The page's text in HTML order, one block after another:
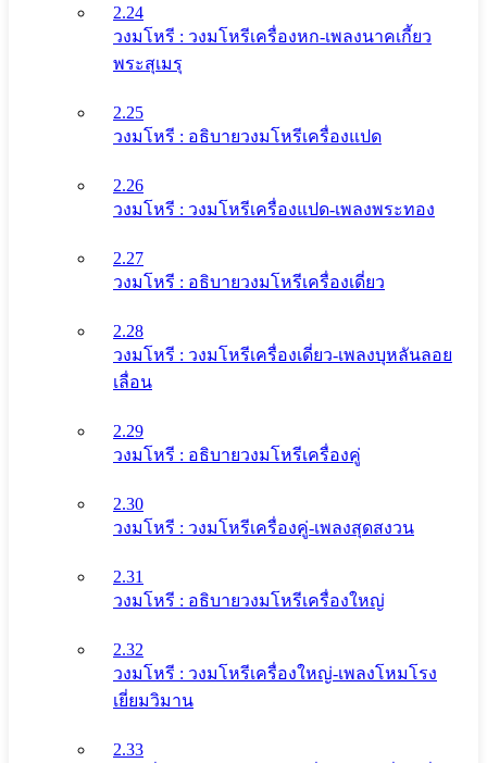
2.24
วงมโหรี : วงมโหรีเครื่องหก-เพลงนาคเกี้ยว
พระสุเมรุ
2.25
วงมโหรี : อธิบายวงมโหรีเครื่องแปด
2.26
วงมโหรี : วงมโหรีเครื่องแปด-เพลงพระทอง
2.27
วงมโหรี : อธิบายวงมโหรีเครื่องเดี่ยว
2.28
วงมโหรี : วงมโหรีเครื่องเดี่ยว-เพลงบุหลันลอย
เลื่อน
2.29
วงมโหรี : อธิบายวงมโหรีเครื่องคู่
2.30
วงมโหรี : วงมโหรีเครื่องคู่-เพลงสุดสงวน
2.31
วงมโหรี : อธิบายวงมโหรีเครื่องใหญ่
2.32
วงมโหรี : วงมโหรีเครื่องใหญ่-เพลงโหมโรง
เยี่ยมวิมาน
2.33